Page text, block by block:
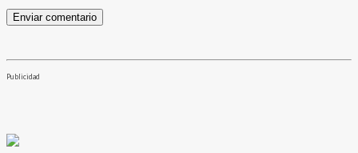
Publicidad